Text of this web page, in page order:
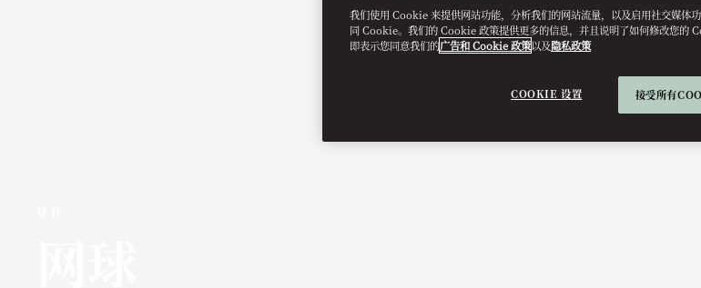
我们使用 Cookie 来提供网站功能，分析我们的网站流量，以及启用社交媒体
同 Cookie。我们的 Cookie 政策提供更多的信息，并且说明了如何修改您的
即表示您同意我们的广告和 Cookie 政策以及隐私政策
COOKIE 设置 接受所有